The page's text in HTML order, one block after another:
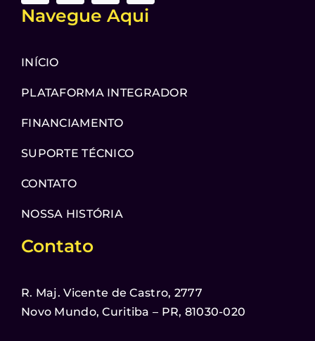
Navegue Aqui
INÍCIO
PLATAFORMA INTEGRADOR
FINANCIAMENTO
SUPORTE TÉCNICO
CONTATO
NOSSA HISTÓRIA
Contato
R. Maj. Vicente de Castro, 2777
Novo Mundo, Curitiba – PR, 81030-020